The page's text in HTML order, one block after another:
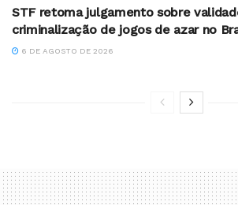
STF retoma julgamento sobre
criminalização de jogos de azar no
6 DE AGOSTO DE 2026